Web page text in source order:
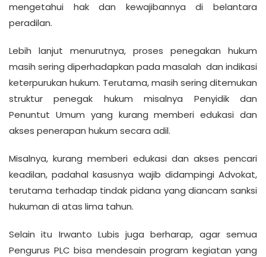
mengetahui hak dan kewajibannya di belantara
peradilan.
Lebih lanjut menurutnya, proses penegakan hukum
masih sering diperhadapkan pada masalah dan indikasi
keterpurukan hukum. Terutama, masih sering ditemukan
struktur penegak hukum misalnya Penyidik dan
Penuntut Umum yang kurang memberi edukasi dan
akses penerapan hukum secara adil.
Misalnya, kurang memberi edukasi dan akses pencari
keadilan, padahal kasusnya wajib didampingi Advokat,
terutama terhadap tindak pidana yang diancam sanksi
hukuman di atas lima tahun.
Selain itu Irwanto Lubis juga berharap, agar semua
Pengurus PLC bisa mendesain program kegiatan yang